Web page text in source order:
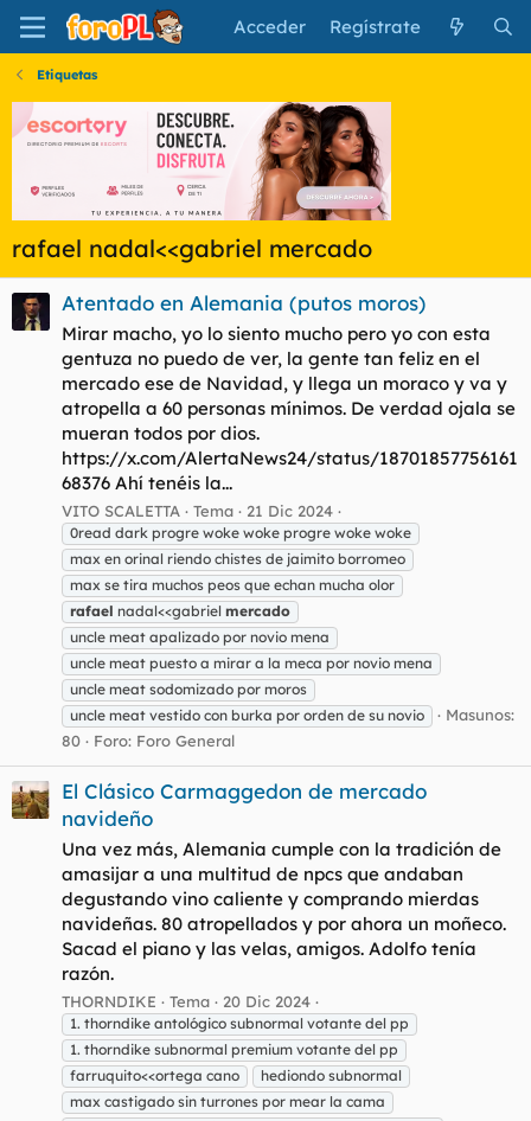
Acceder Regístrate
Etiquetas
rafael nadal<<gabriel mercado
Atentado en Alemania (putos moros)
Mirar macho, yo lo siento mucho pero yo con esta
gentuza no puedo de ver, la gente tan feliz en el
mercado ese de Navidad, y llega un moraco y va y
atropella a 60 personas mínimos. De verdad ojala se
mueran todos por dios.
https://x.com/AlertaNews24/status/18701857756161
68376 Ahí tenéis la...
VITO SCALETTA Tema 21 Dic 2024
0read dark progre woke woke progre woke woke
max en orinal riendo chistes de jaimito borromeo
max se tira muchos peos que echan mucha olor
rafael nadal<<gabriel mercado
uncle meat apalizado por novio mena
uncle meat puesto a mirar a la meca por novio mena
uncle meat sodomizado por moros
uncle meat vestido con burka por orden de su novio
Masunos:
80
Foro: Foro General
El Clásico Carmaggedon de mercado
navideño
Una vez más, Alemania cumple con la tradición de
amasijar a una multitud de npcs que andaban
degustando vino caliente y comprando mierdas
navideñas. 80 atropellados y por ahora un moñeco.
Sacad el piano y las velas, amigos. Adolfo tenía
razón.
THORNDIKE Tema 20 Dic 2024
1. thorndike antológico subnormal votante del pp
1. thorndike subnormal premium votante del pp
farruquito<<ortega cano
hediondo subnormal
max castigado sin turrones por mear la cama